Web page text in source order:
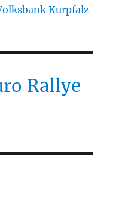
Kurpfalz
Rallye